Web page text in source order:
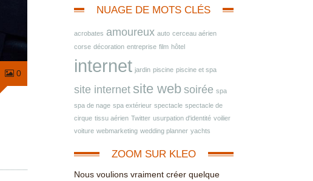
0
NUAGE DE MOTS CLÉS
acrobates amoureux auto cerceau aérien
corse décoration entreprise film hôtel
internet jardin piscine piscine et spa
site internet site web soirée spa
spa de nage spa extérieur spectacle spectacle de
cirque tissu aérien Twitter usurpation d'identité voilier
voiture webmarketing wedding planner yachts
ZOOM SUR KLEO
Nous voulions vraiment créer quelque